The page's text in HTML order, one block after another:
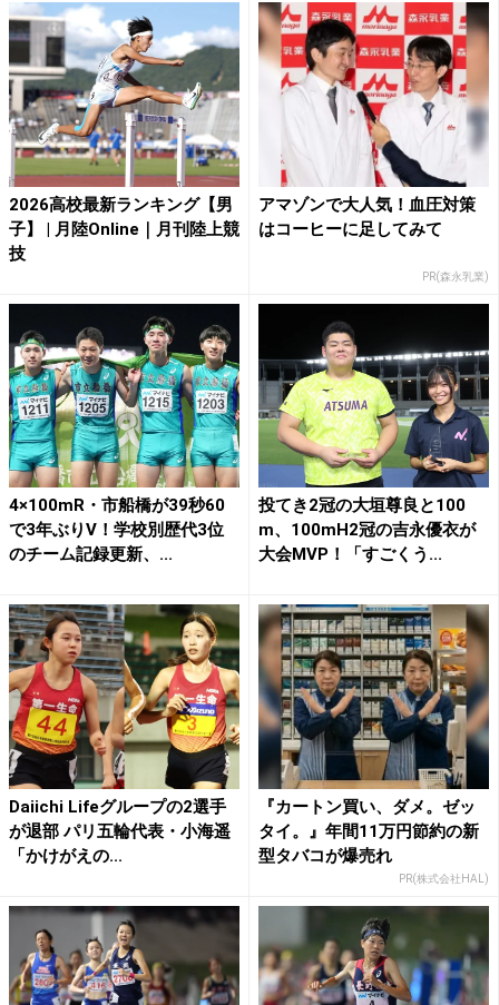
2026高校最新ランキング【男
子】 | 月陸Online｜月刊陸上競
技
アマゾンで大人気！血圧対策
はコーヒーに足してみて
PR(森永乳業)
4×100mR・市船橋が39秒60
で3年ぶりV！学校別歴代3位
のチーム記録更新、...
投てき2冠の大垣尊良と100
m、100mH2冠の吉永優衣が
大会MVP！「すごくう...
Daiichi Lifeグループの2選手
が退部 パリ五輪代表・小海遥
「かけがえの...
『カートン買い、ダメ。ゼッ
タイ。』年間11万円節約の新
型タバコが爆売れ
PR(株式会社HAL)